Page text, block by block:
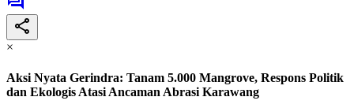
×
Aksi Nyata Gerindra: Tanam 5.000 Mangrove, Respons Politik
dan Ekologis Atasi Ancaman Abrasi Karawang